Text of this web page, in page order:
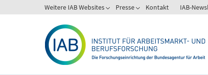
zum
Weitere IAB Websites Presse Kontakt IAB-